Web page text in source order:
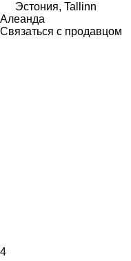
Эстония, Tallinn
Алеанда
Связаться с продавцом
4